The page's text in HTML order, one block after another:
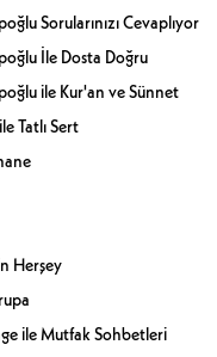
Sorularınızı Cevaplıyor
İle Dosta Doğru
ile Kur'an ve Sünnet
Tatlı Sert
Herşey
ile Mutfak Sohbetleri